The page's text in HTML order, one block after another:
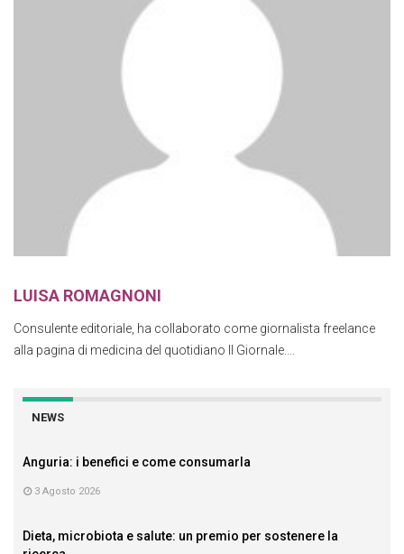
LUISA ROMAGNONI
Consulente editoriale, ha collaborato come giornalista freelance
alla pagina di medicina del quotidiano Il Giornale....
NEWS
Anguria: i benefici e come consumarla
3 Agosto 2026
Dieta, microbiota e salute: un premio per sostenere la